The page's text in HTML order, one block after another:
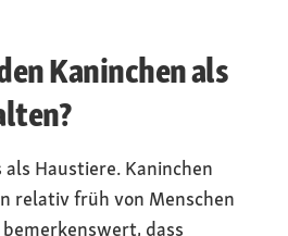
Kaninchen als
Haustiere. Kaninchen
relativ früh von Menschen
dass